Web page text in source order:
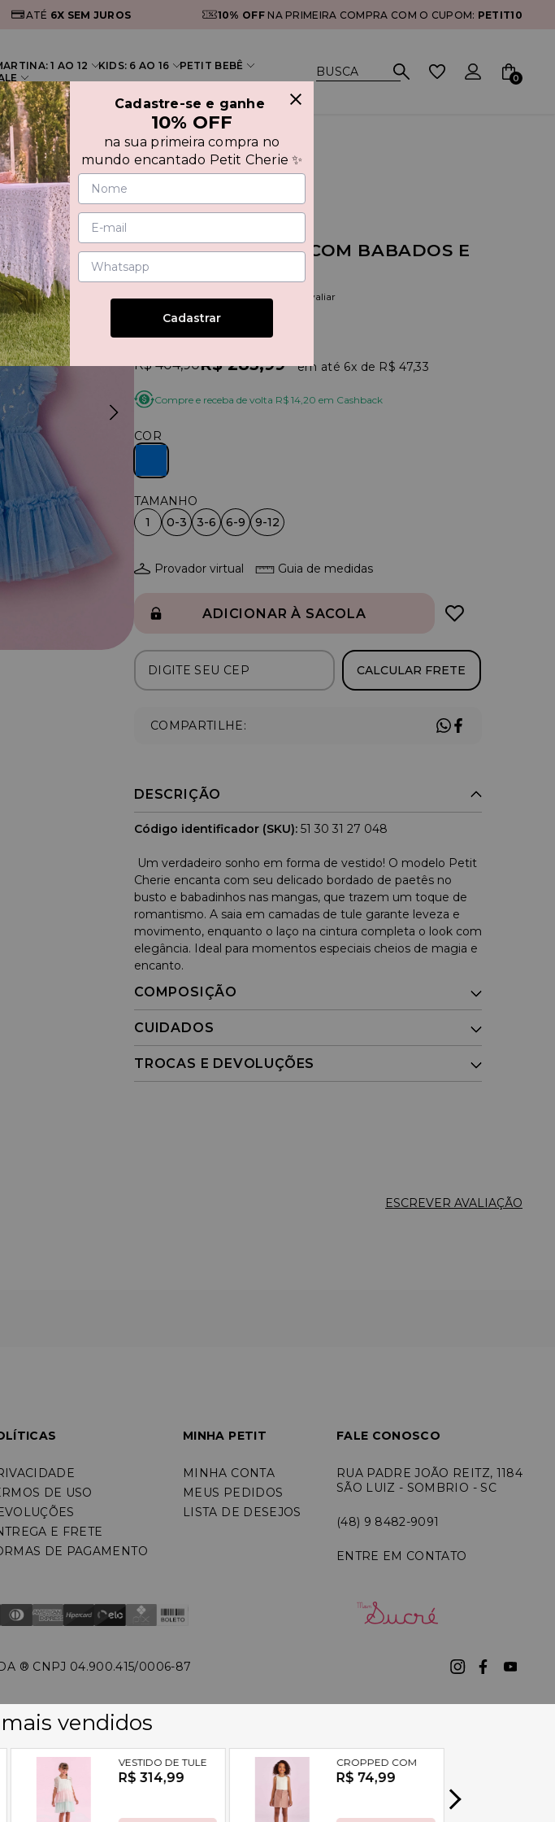
ATÉ 6X SEM JUROS 10% OFFNA PRIMEIRA COMPRA COM O CUPOM: PETIT10
1 AO 12 KIDS: 6 AO 16
PETIT BEBÊ
0
VESTIDO DE TULE COM BABADOS E
BORDADO PAETÊ
(0) Seja o primeiro a avaliar
R$ 404,90R$ 283,99 6x R$ 47,33
Compre e receba de volta R$ 14,20 em Cashback
COR
1 0-3 3-6 6-9 9-12
Provador virtual Guia de medidas
ADICIONAR À SACOLA
CALCULAR FRETE
COMPARTILHE:
DESCRIÇÃO
Código identificador (SKU): 51 30 31 27 048
Um verdadeiro sonho em forma de vestido! O modelo Petit
Cherie encanta com seu delicado bordado de paetês no
busto e babadinhos nas mangas, que trazem um toque de
romantismo. A saia em camadas de tule garante leveza e
movimento, enquanto o laço na cintura completa o look com
elegância. Ideal para momentos especiais cheios de magia e
encanto.
COMPOSIÇÃO
CUIDADOS
TROCAS E DEVOLUÇÕES
ESCREVER AVALIAÇÃO
DE USO
E FRETE
DE PAGAMENTO
MINHA PETIT
MINHA CONTA
MEUS PEDIDOS
LISTA DE DESEJOS
FALE CONOSCO
RUA PADRE JOÃO REITZ, 1184
SÃO LUIZ - SOMBRIO - SC
(48) 9 8482-9091
ENTRE EM CONTATO
®️ CNPJ 04.900.415/0006-87
Cadastre-se e ganhe
10% OFF
na sua primeira compra no
mundo encantado Petit Cherie ✨
Cadastrar